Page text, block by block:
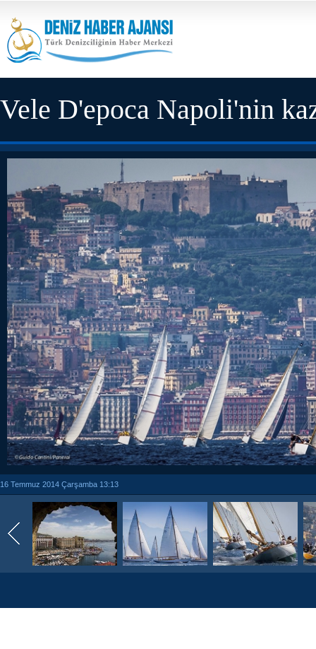
Vele D'epoca Napoli'nin
16 Temmuz 2014 Çarşamba 13:13